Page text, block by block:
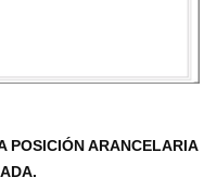
POSICIÓN ARANCELARIA